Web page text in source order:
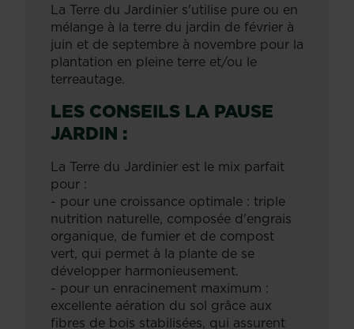
La Terre du Jardinier s'utilise pure ou en
mélange à la terre du jardin de février à
juin et de septembre à novembre pour la
plantation en pleine terre et/ou le
terreautage.
LES CONSEILS LA PAUSE
JARDIN :
La Terre du Jardinier est le mix parfait
pour :
- pour une croissance optimale : triple
nutrition naturelle, composée d'engrais
organique, de fumier et de compost
vert, qui permet à la plante de se
développer harmonieusement.
- pour un enracinement maximum :
excellente aération du sol grâce aux
fibres de bois stabilisées, qui assurent